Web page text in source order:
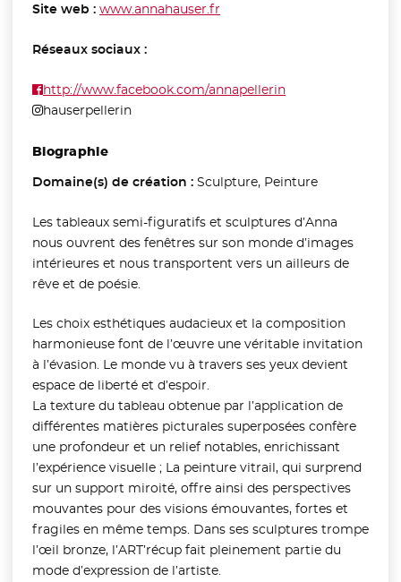
Site web : www.annahauser.fr
Réseaux sociaux :
http://www.facebook.com/annapellerin- Nouvelle fenêtre
Site Instagram
hauserpellerin
Biographie
Domaine(s) de création : Sculpture, Peinture
Les tableaux semi-figuratifs et sculptures d’Anna
nous ouvrent des fenêtres sur son monde d’images
intérieures et nous transportent vers un ailleurs de
rêve et de poésie.
Les choix esthétiques audacieux et la composition
harmonieuse font de l’œuvre une véritable invitation
à l’évasion. Le monde vu à travers ses yeux devient
espace de liberté et d’espoir.
La texture du tableau obtenue par l’application de
différentes matières picturales superposées confère
une profondeur et un relief notables, enrichissant
l’expérience visuelle ; La peinture vitrail, qui surprend
sur un support miroité, offre ainsi des perspectives
mouvantes pour des visions émouvantes, fortes et
fragiles en même temps. Dans ses sculptures trompe
l’œil bronze, l’ART’récup fait pleinement partie du
mode d’expression de l’artiste.